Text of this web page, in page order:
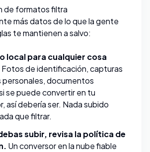
de formatos filtra
más datos de lo que la gente
te mantienen a salvo:
local para cualquier cosa
Fotos de identificación, capturas
documentos
se puede convertir en tu
así debería ser. Nada subido
que filtrar.
subir, revisa la política de
Un conversor en la nube fiable